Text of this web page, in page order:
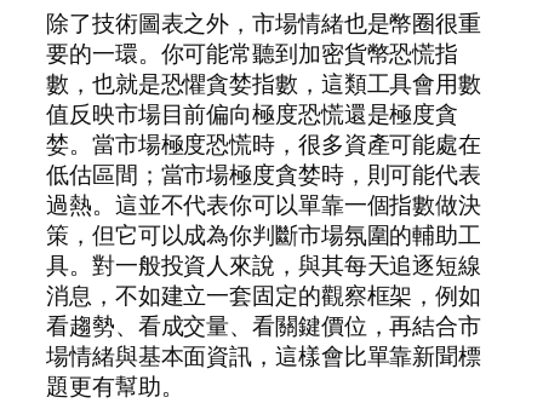
除了技術圖表之外，市場情緒也是幣圈很重
要的一環。你可能常聽到加密貨幣恐慌指
數，也就是恐懼貪婪指數，這類工具會用數
值反映市場目前偏向極度恐慌還是極度貪
婪。當市場極度恐慌時，很多資產可能處在
低估區間；當市場極度貪婪時，則可能代表
過熱。這並不代表你可以單靠一個指數做決
策，但它可以成為你判斷市場氛圍的輔助工
具。對一般投資人來說，與其每天追逐短線
消息，不如建立一套固定的觀察框架，例如
看趨勢、看成交量、看關鍵價位，再結合市
場情緒與基本面資訊，這樣會比單靠新聞標
題更有幫助。